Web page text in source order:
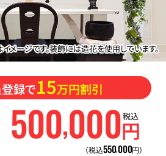
メージです。装飾には造花を使用しています。
録で15万円割引
500,000円
税込
（税込550,000円）